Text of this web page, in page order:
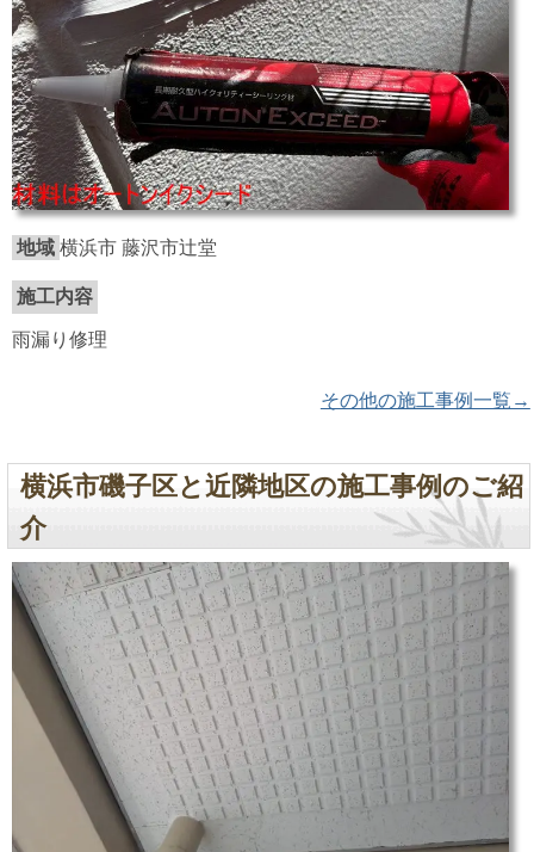
地域 横浜市 藤沢市辻堂
施工内容
雨漏り修理
その他の施工事例一覧→
横浜市磯子区と近隣地区の施工事例のご紹
介